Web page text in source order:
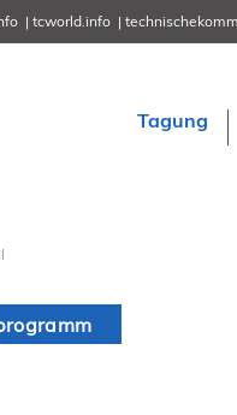
tcworld.info
Tagung